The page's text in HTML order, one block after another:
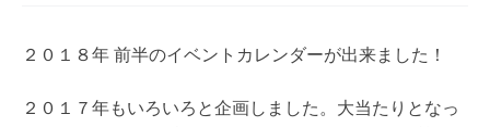
２０１８年 前半のイベントカレンダーが出来ました！
２０１７年もいろいろと企画しました。大当たりとなっ